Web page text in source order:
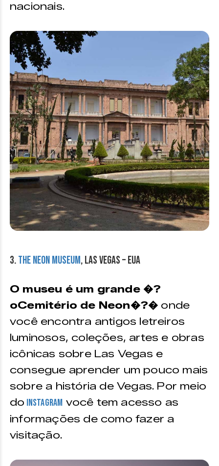
nacionais.
3.The Neon Museum, Las Vegas – EUA
O museu é um grande �?
oCemitério de Neon�?� onde
você encontra antigos letreiros
luminosos, coleções, artes e obras
icônicas sobre Las Vegas e
consegue aprender um pouco mais
sobre a história de Vegas. Por meio
do Instagram você tem acesso as
informações de como fazer a
visitação.